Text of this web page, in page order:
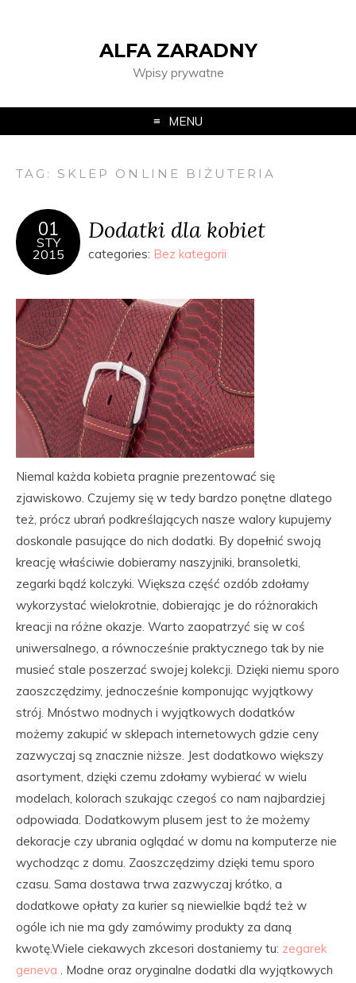
ALFA ZARADNY
Wpisy prywatne
MENU
TAG: SKLEP ONLINE BIŻUTERIA
01
STY
2015
Dodatki dla kobiet
categories: Bez kategorii
Niemal każda kobieta pragnie prezentować się
zjawiskowo. Czujemy się w tedy bardzo ponętne dlatego
też, prócz ubrań podkreślających nasze walory kupujemy
doskonale pasujące do nich dodatki. By dopełnić swoją
kreację właściwie dobieramy naszyjniki, bransoletki,
zegarki bądź kolczyki. Większa część ozdób zdołamy
wykorzystać wielokrotnie, dobierając je do różnorakich
kreacji na różne okazje. Warto zaopatrzyć się w coś
uniwersalnego, a równocześnie praktycznego tak by nie
musieć stale poszerzać swojej kolekcji. Dzięki niemu sporo
zaoszczędzimy, jednocześnie komponując wyjątkowy
strój. Mnóstwo modnych i wyjątkowych dodatków
możemy zakupić w sklepach internetowych gdzie ceny
zazwyczaj są znacznie niższe. Jest dodatkowo większy
asortyment, dzięki czemu zdołamy wybierać w wielu
modelach, kolorach szukając czegoś co nam najbardziej
odpowiada. Dodatkowym plusem jest to że możemy
dekoracje czy ubrania oglądać w domu na komputerze nie
wychodząc z domu. Zaoszczędzimy dzięki temu sporo
czasu. Sama dostawa trwa zazwyczaj krótko, a
dodatkowe opłaty za kurier są niewielkie bądź też w
ogóle ich nie ma gdy zamówimy produkty za daną
kwotę.Wiele ciekawych zkcesori dostaniemy tu: zegarek
geneva . Modne oraz oryginalne dodatki dla wyjątkowych